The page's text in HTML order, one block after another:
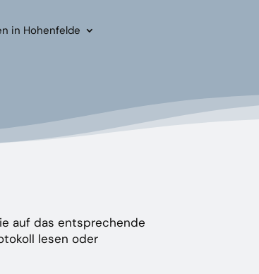
in Hohenfelde
auf das entsprechende
lesen oder